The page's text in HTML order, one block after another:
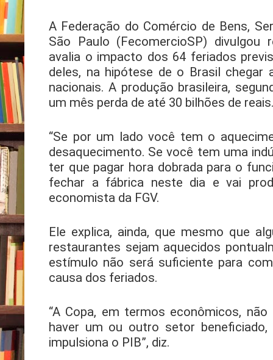
A Federação do Comércio de Bens,
São Paulo (FecomercioSP) divulgou
avalia o impacto dos 64 feriados
deles, na hipótese de o Brasil chegar
nacionais. A produção brasileira,
um mês perda de até 30 bilhões de reais.
“Se por um lado você tem o
desaquecimento. Se você tem uma
ter que pagar hora dobrada para o
fechar a fábrica neste dia e vai
economista da FGV.
Ele explica, ainda, que mesmo que
restaurantes sejam aquecidos
estímulo não será suficiente para
causa dos feriados.
“A Copa, em termos econômicos,
haver um ou outro setor
impulsiona o PIB”, diz.